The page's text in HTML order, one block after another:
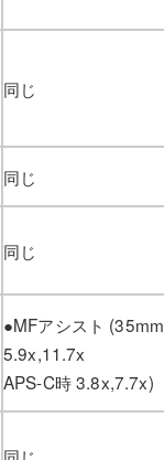
同じ
同じ
同じ
●MFアシスト
5.9x,11.7x
APS-C時 3.8x,7.7x)